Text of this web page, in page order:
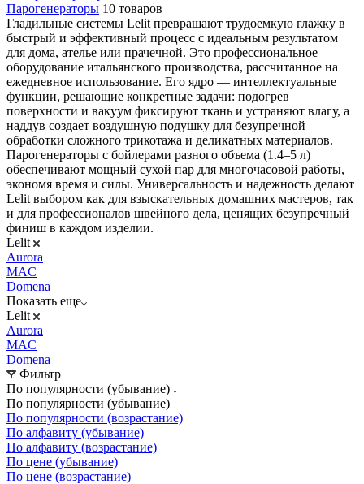
Парогенераторы 10 товаров
Гладильные системы Lelit превращают трудоемкую глажку в
быстрый и эффективный процесс с идеальным результатом
для дома, ателье или прачечной. Это профессиональное
оборудование итальянского производства, рассчитанное на
ежедневное использование. Его ядро — интеллектуальные
функции, решающие конкретные задачи: подогрев
поверхности и вакуум фиксируют ткань и устраняют влагу, а
наддув создает воздушную подушку для безупречной
обработки сложного трикотажа и деликатных материалов.
Парогенераторы с бойлерами разного объема (1.4–5 л)
обеспечивают мощный сухой пар для многочасовой работы,
экономя время и силы. Универсальность и надежность делают
Lelit выбором как для взыскательных домашних мастеров, так
и для профессионалов швейного дела, ценящих безупречный
финиш в каждом изделии.
Lelit
Aurora
MAC
Domena
Показать еще
Lelit
Aurora
MAC
Domena
Фильтр
По популярности (убывание)
По популярности (убывание)
По популярности (возрастание)
По алфавиту (убывание)
По алфавиту (возрастание)
По цене (убывание)
По цене (возрастание)